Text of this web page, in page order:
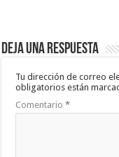
Deja una respuesta
Tu dirección de correo
obligatorios están
Comentario*